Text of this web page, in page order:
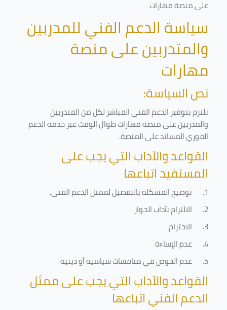
على منصة مهارات
سياسة الدعم الفني للمدربين
والمتدربين على منصة
مهارات
نص السياسة:
نلتزم بتوفير الدعم الفني المباشر لكل من المتدربين
والمدربين على منصة مهارات طوال الوقت عبر خدمة الدعم
الفوري المساند على المنصة.
القواعد والآداب التي يجب على
المستفيد اتباعها
1. توضيح المشكلة بالتفصيل لممثل الدعم الفني.
2.
الالتزام بآداب الحوار
3.
الاحترام.
4.
عدم الإساءة
5.
عدم الخوض في مناقشات سياسية أو دينية
القواعد والآداب التي يجب على ممثل
الدعم الفني اتباعها